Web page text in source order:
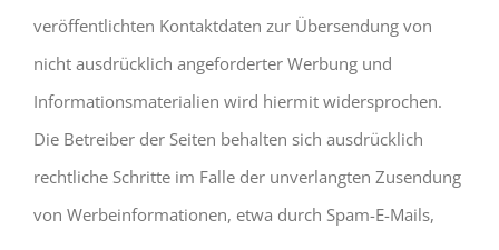
veröffentlichten Kontaktdaten zur Übersendung von
nicht ausdrücklich angeforderter Werbung und
Informationsmaterialien wird hiermit widersprochen.
Die Betreiber der Seiten behalten sich ausdrücklich
rechtliche Schritte im Falle der unverlangten Zusendung
von Werbeinformationen, etwa durch Spam-E-Mails,